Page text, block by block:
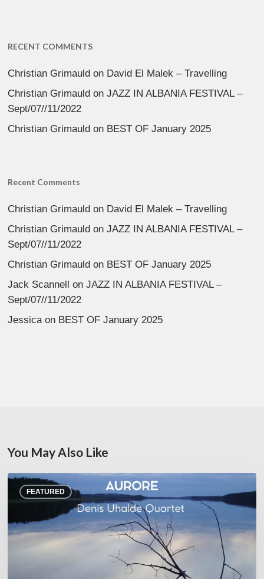
RECENT COMMENTS
Christian Grimauld on David El Malek – Travelling
Christian Grimauld onJAZZ IN ALBANIA FESTIVAL –
Sept/07//11/2022
Christian Grimauld on BEST OF January 2025
Recent Comments
Christian Grimauld on David El Malek – Travelling
Christian Grimauld onJAZZ IN ALBANIA FESTIVAL –
Sept/07//11/2022
Christian Grimauld on BEST OF January 2025
Jack Scannell onJAZZ IN ALBANIA FESTIVAL –
Sept/07//11/2022
Jessicaon BEST OF January 2025
You May Also Like
FEATURED
Denis
Uhalde :